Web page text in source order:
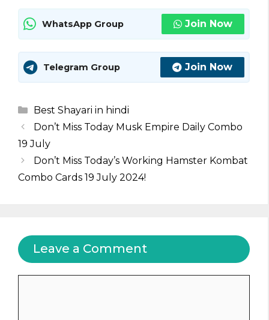
WhatsApp Group Join Now
Telegram Group Join Now
Categories
Best Shayari in hindi
Don’t Miss Today Musk Empire Daily Combo
19 July
Don’t Miss Today’s Working Hamster Kombat
Combo Cards 19 July 2024!
Leave a Comment